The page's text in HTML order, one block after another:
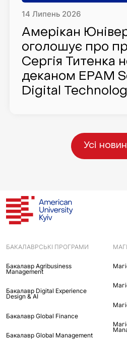
14Липень 2026
Амерікан
оголошує про
Сергія Титенка
деканом EPAM
Digital
Усі
БАКАЛАВРСЬКІ ПРОГРАМИ
Бакалавр Agribusiness
Management
Бакалавр Digital Experience
Design & AI
Бакалавр Global Finance
Бакалавр Global Management